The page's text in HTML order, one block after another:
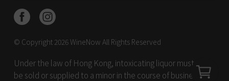
© Copyright 2026WineNow All Rights Reserved
Under the law of Hong Kong, intoxicating liquor must not
be sold or supplied to a minor in the course of business. 根